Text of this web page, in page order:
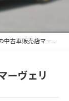
店マーヴェリックカーズです‼️
ーヴェリ